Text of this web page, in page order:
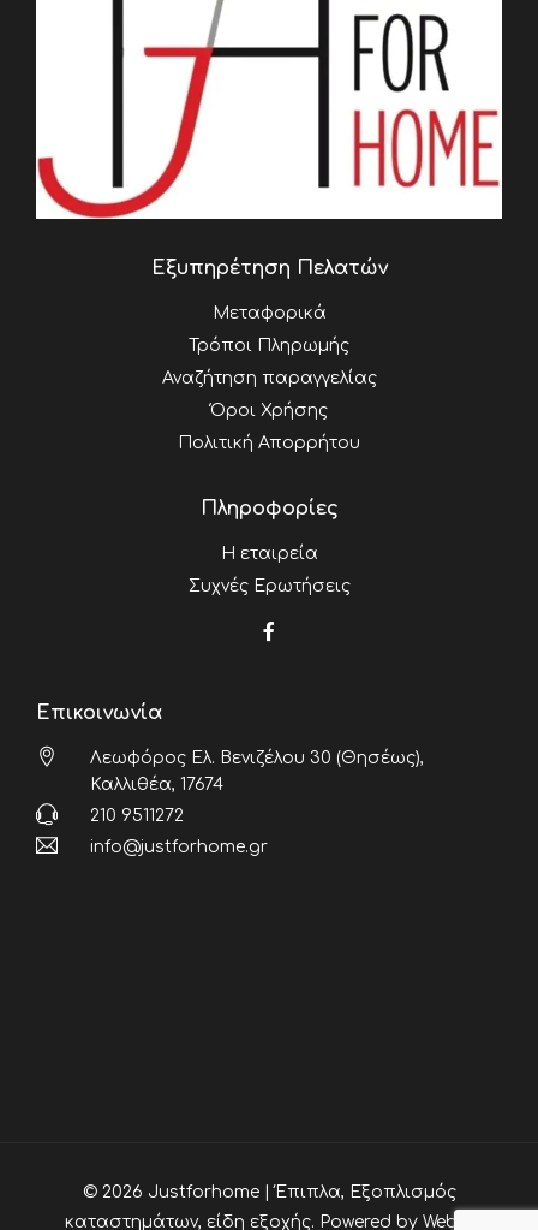
Εξυπηρέτηση Πελατών
Μεταφορικά
Τρόποι Πληρωμής
Αναζήτηση παραγγελίας
Όροι Χρήσης
Πολιτική Απορρήτου
Πληροφορίες
Η εταιρεία
Συχνές Ερωτήσεις
Επικοινωνία
Λεωφόρος Ελ. Βενιζέλου 30 (Θησέως),
Καλλιθέα, 17674
210 9511272
info@justforhome.gr
© 2026 Justforhome | Έπιπλα, Εξοπλισμός
καταστημάτων, είδη εξοχής. Powered by Webia